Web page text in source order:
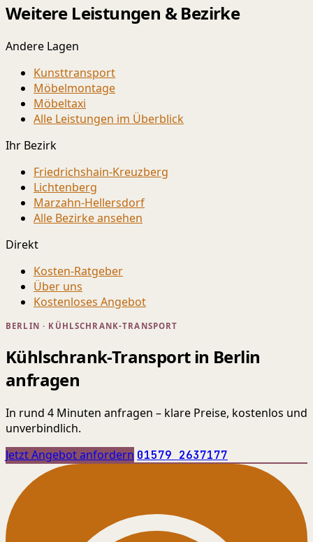
Weitere Leistungen & Bezirke
Andere Lagen
Kunsttransport
Möbelmontage
Möbeltaxi
Alle Leistungen im Überblick
Ihr Bezirk
Friedrichshain-Kreuzberg
Lichtenberg
Marzahn-Hellersdorf
Alle Bezirke ansehen
Direkt
Kosten-Ratgeber
Über uns
Kostenloses Angebot
BERLIN · KÜHLSCHRANK-TRANSPORT
Kühlschrank-Transport in Berlin
anfragen
In rund 4 Minuten anfragen – klare Preise, kostenlos und
unverbindlich.
Jetzt Angebot anfordern 01579 2637177